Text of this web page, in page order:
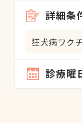
詳細条
狂犬病ワク
診療曜